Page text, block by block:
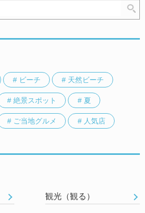
# ビーチ # 天然ビーチ
# 絶景スポット # 夏
# ご当地グルメ # 人気店
観光（観る）